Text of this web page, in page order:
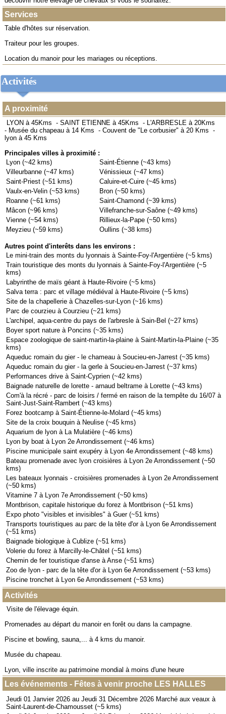
Services
Table d'hôtes sur réservation.
Traiteur pour les groupes.
Location du manoir pour les mariages ou réceptions.
Activités
A proximité
LYON à 45Kms - SAINT ETIENNE à 45Kms - L'ARBRESLE à 20Kms
- Musée du chapeau à 14 Kms - Couvent de "Le corbusier" à 20 Kms -
lyon à 45 Kms
Principales villes à proximité :
Lyon (~42 kms)
Saint-Étienne (~43 kms)
Villeurbanne (~47 kms)
Vénissieux (~47 kms)
Saint-Priest (~51 kms)
Caluire-et-Cuire (~45 kms)
Vaulx-en-Velin (~53 kms)
Bron (~50 kms)
Roanne (~61 kms)
Saint-Chamond (~39 kms)
Mâcon (~96 kms)
Villefranche-sur-Saône (~49 kms)
Vienne (~54 kms)
Rillieux-la-Pape (~50 kms)
Meyzieu (~59 kms)
Oullins (~38 kms)
Autres point d'interêts dans les environs :
Le mini-train des monts du lyonnais à Sainte-Foy-l'Argentière (~5 kms)
Train touristique des monts du lyonnais à Sainte-Foy-l'Argentière (~5
kms)
Labyrinthe de maïs géant à Haute-Rivoire (~5 kms)
Salva terra : parc et village médiéval à Haute-Rivoire (~5 kms)
Site de la chapellerie à Chazelles-sur-Lyon (~16 kms)
Parc de courzieu à Courzieu (~21 kms)
L'archipel, aqua-centre du pays de l'arbresle à Sain-Bel (~27 kms)
Boyer sport nature à Poncins (~35 kms)
Espace zoologique de saint-martin-la-plaine à Saint-Martin-la-Plaine (~35
kms)
Aqueduc romain du gier - le chameau à Soucieu-en-Jarrest (~35 kms)
Aqueduc romain du gier - la gerle à Soucieu-en-Jarrest (~37 kms)
Performances drive à Saint-Cyprien (~42 kms)
Baignade naturelle de lorette - arnaud beltrame à Lorette (~43 kms)
Com'à la récré - parc de loisirs / fermé en raison de la tempête du 16/07 à
Saint-Just-Saint-Rambert (~43 kms)
Forez bootcamp à Saint-Étienne-le-Molard (~45 kms)
Site de la croix bouquin à Neulise (~45 kms)
Aquarium de lyon à La Mulatière (~46 kms)
Lyon by boat à Lyon 2e Arrondissement (~46 kms)
Piscine municipale saint exupéry à Lyon 4e Arrondissement (~48 kms)
Bateau promenade avec lyon croisières à Lyon 2e Arrondissement (~50
kms)
Les bateaux lyonnais - croisières promenades à Lyon 2e Arrondissement
(~50 kms)
Vitamine 7 à Lyon 7e Arrondissement (~50 kms)
Montbrison, capitale historique du forez à Montbrison (~51 kms)
Expo photo "visibles et invisibles" à Guer (~51 kms)
Transports touristiques au parc de la tête d'or à Lyon 6e Arrondissement
(~51 kms)
Baignade biologique à Cublize (~51 kms)
Volerie du forez à Marcilly-le-Châtel (~51 kms)
Chemin de fer touristique d'anse à Anse (~51 kms)
Zoo de lyon - parc de la tête d'or à Lyon 6e Arrondissement (~53 kms)
Piscine tronchet à Lyon 6e Arrondissement (~53 kms)
Activités
Visite de l'élevage équin.
Promenades au départ du manoir en forêt ou dans la campagne.
Piscine et bowling, sauna,... à 4 kms du manoir.
Musée du chapeau.
Lyon, ville inscrite au patrimoine mondial à moins d'une heure
Les événements - Fêtes à venir proche LES HALLES
Jeudi 01 Janvier 2026 au Jeudi 31 Décembre 2026 Marché aux veaux à
Saint-Laurent-de-Chamousset (~5 kms)